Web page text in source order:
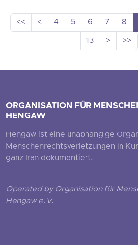
<< < 4 5 6 7 8
13
> >>
ORGANISATION FÜR
HENGAW
Hengaw ist eine unabhängige
Menschenrechtsverletzungen in
ganz Iran dokumentiert.
Operated by Organisation für
Hengaw e.V.